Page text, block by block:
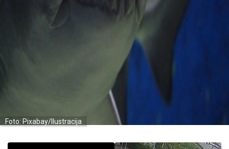
Foto: Pixabay/Ilustracija